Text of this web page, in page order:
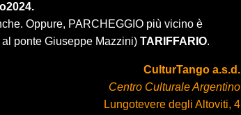
Oppure, PARCHEGGIO più vicino è
ponte Giuseppe Mazzini) TARIFFARIO.
CulturTango a.s.d.
Centro Culturale Argentino
Lungotevere degli Altoviti, 4